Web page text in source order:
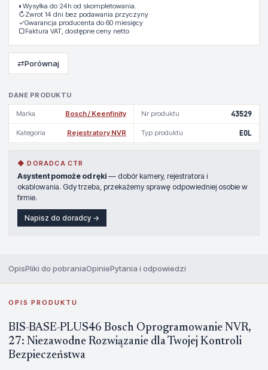
DANE PRODUKTU
Marka Bosch / Keenfinity Nr produktu 43529
Kategoria Rejestratory NVR Typ produktu EOL
◆ DORADCA CTR
Asystent pomoże od ręki — dobór kamery, rejestratora i
okablowania. Gdy trzeba, przekażemy sprawę odpowiedniej osobie w
firmie.
Napisz do doradcy →
◐ Wysyłka do 24h od skompletowania.
↻Zwrot 14 dni bez podawania przyczyny
✓Gwarancja producenta do 60 miesięcy
▢Faktura VAT, dostępne ceny netto
⇄Porównaj
OpisPliki do pobraniaOpiniePytania i odpowiedzi
OPIS PRODUKTU
BIS-BASE-PLUS46 Bosch Oprogramowanie NVR,
27: Niezawodne Rozwiązanie dla Twojej Kontroli
Bezpieczeństwa